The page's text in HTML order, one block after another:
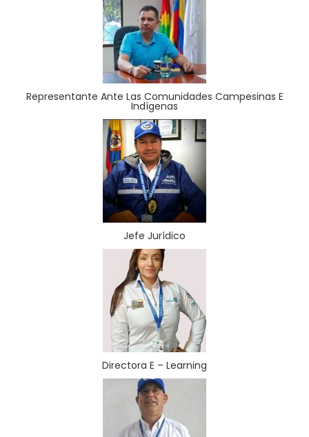
Representante Ante Las Comunidades Campesinas E
Indígenas
Jefe Jurídico
Directora E – Learning